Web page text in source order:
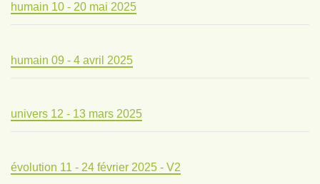
humain 10 - 20 mai 2025
humain 09 - 4 avril 2025
univers 12 - 13 mars 2025
évolution 11 - 24 février 2025 - V2